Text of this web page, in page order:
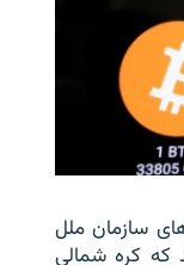
سازمان ملل
که کره شمالی